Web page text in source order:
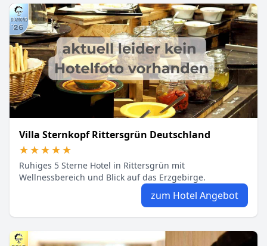
Villa Sternkopf Rittersgrün Deutschland
★★★★★
★★★★★
Ruhiges 5 Sterne Hotel in Rittersgrün mit
Wellnessbereich und Blick auf das Erzgebirge.
zum Hotel Angebot